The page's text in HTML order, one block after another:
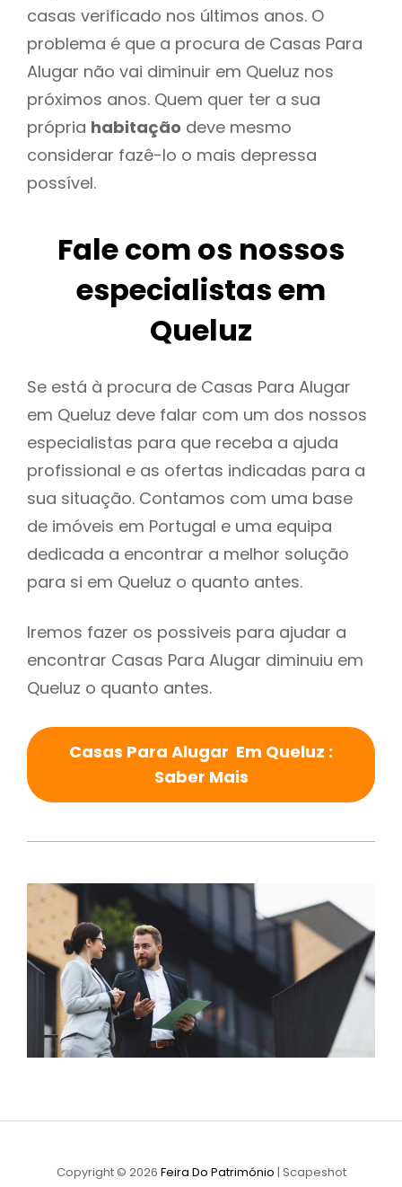
casas verificado nos últimos anos. O
problema é que a procura de Casas Para
Alugar não vai diminuir em Queluz nos
próximos anos. Quem quer ter a sua
própria habitação deve mesmo
considerar fazê-lo o mais depressa
possível.
Fale com os nossos
especialistas em
Queluz
Se está à procura de Casas Para Alugar
em Queluz deve falar com um dos nossos
especialistas para que receba a ajuda
profissional e as ofertas indicadas para a
sua situação. Contamos com uma base
de imóveis em Portugal e uma equipa
dedicada a encontrar a melhor solução
para si em Queluz o quanto antes.
Iremos fazer os possiveis para ajudar a
encontrar Casas Para Alugar diminuiu em
Queluz o quanto antes.
Casas Para Alugar Em Queluz :
Saber Mais
Copyright © 2026 Feira Do Património | Scapeshot